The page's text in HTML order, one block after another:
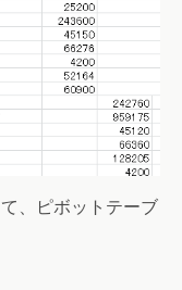
、ピボットテーブ